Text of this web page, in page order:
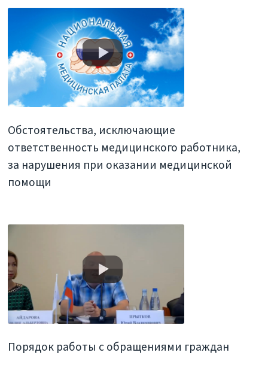
Обстоятельства, исключающие
ответственность медицинского работника,
за нарушения при оказании медицинской
помощи
Порядок работы с обращениями граждан